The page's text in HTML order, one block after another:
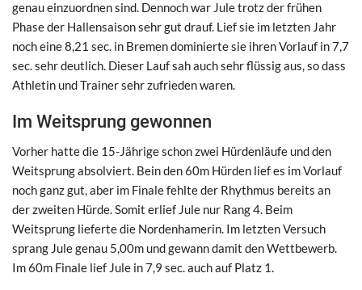
genau einzuordnen sind. Dennoch war Jule trotz der frühen
Phase der Hallensaison sehr gut drauf. Lief sie im letzten Jahr
noch eine 8,21 sec. in Bremen dominierte sie ihren Vorlauf in 7,7
sec. sehr deutlich. Dieser Lauf sah auch sehr flüssig aus, so dass
Athletin und Trainer sehr zufrieden waren.
Im Weitsprung gewonnen
Vorher hatte die 15-Jährige schon zwei Hürdenläufe und den
Weitsprung absolviert. Bein den 60m Hürden lief es im Vorlauf
noch ganz gut, aber im Finale fehlte der Rhythmus bereits an
der zweiten Hürde. Somit erlief Jule nur Rang 4. Beim
Weitsprung lieferte die Nordenhamerin. Im letzten Versuch
sprang Jule genau 5,00m und gewann damit den Wettbewerb.
Im 60m Finale lief Jule in 7,9 sec. auch auf Platz 1.